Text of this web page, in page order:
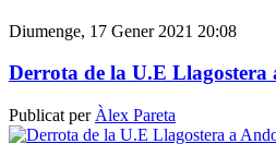
Diumenge, 17 Gener 2021 20:08
Derrota de la U.E
Publicat per Àlex Pareta